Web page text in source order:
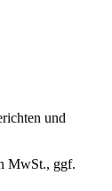
und
MwSt., ggf.